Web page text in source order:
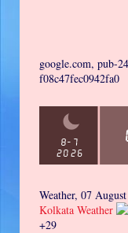
google.com, pub-
f08c47fec0942fa0
Weather, 07 August
Kolkata Weather
+29